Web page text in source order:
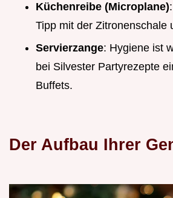
Küchenreibe (Microplane)
Tipp mit der Zitronenschale
Servierzange: Hygiene ist
bei Silvester Partyrezepte
Buffets.
Der Aufbau Ihrer